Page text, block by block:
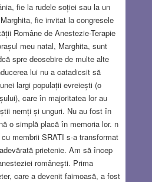
fie la rudele soției sau la un
fie invitat la congresele
Române de Anestezie-Terapie
meu natal, Marghita, sunt
spre deosebire de multe alte
lui nu a catadicsit să
largi populații evreiești (o
care în majoritatea lor au
nemți și unguri. Nu au fost în
o simplă placă în memoria lor. n
membrii SRATI s-a transformat
prietenie. Am să încep
româneşti. Prima
care a devenit faimoasă, a fost